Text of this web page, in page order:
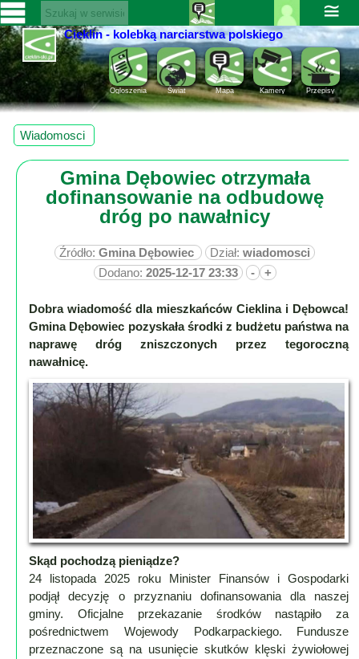
SERWISY
CIEKLIN-
SKI.PL
Wiadomości
Kultura
Sport
Fotorelacja
Narty
Ciekawostki
Filmy
Kamery
Informacje
Parafia
Instytucje
Organizacje
OSP
Cieklin
Noclegi
Firmy
Zaloguj
się ››
Rejestracja
Pomoc
≅
Cieklin - kolebką narciarstwa polskiego
Przepisy
Kamery
Mapa
Świat
Ogloszenia
Wiadomosci
Gmina Dębowiec otrzymała
dofinansowanie na odbudowę
dróg po nawałnicy
Źródło:Gmina Dębowiec Dział:wiadomosci
Dodano: 2025-12-17 23:33 - +
Dobra wiadomość dla mieszkańców Cieklina i Dębowca!
Gmina Dębowiec pozyskała środki z budżetu państwa na
naprawę dróg zniszczonych przez tegoroczną
nawałnicę.
Skąd pochodzą pieniądze?
24 listopada 2025 roku Minister Finansów i Gospodarki
podjął decyzję o przyznaniu dofinansowania dla naszej
gminy. Oficjalne przekazanie środków nastąpiło za
pośrednictwem Wojewody Podkarpackiego. Fundusze
przeznaczone są na usunięcie skutków klęski żywiołowej